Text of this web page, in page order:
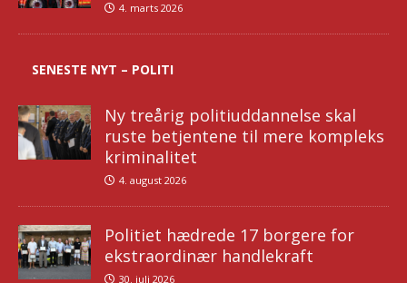
4. marts 2026
SENESTE NYT – POLITI
Ny treårig politiuddannelse skal
ruste betjentene til mere kompleks
kriminalitet
4. august 2026
Politiet hædrede 17 borgere for
ekstraordinær handlekraft
30. juli 2026